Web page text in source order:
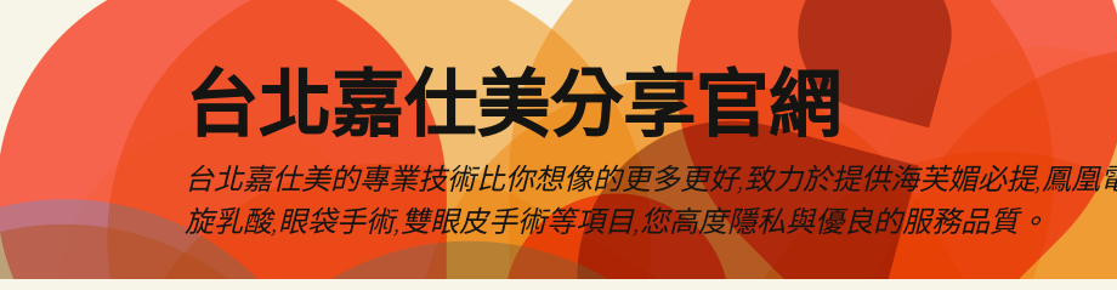
要
內
容
台北嘉仕美分享官網
台北嘉仕美的專業技術比你想像的更多更好,致力於提供海芙媚必提,鳳凰
旋乳酸,眼袋手術,雙眼皮手術等項目,您高度隱私與優良的服務品質。